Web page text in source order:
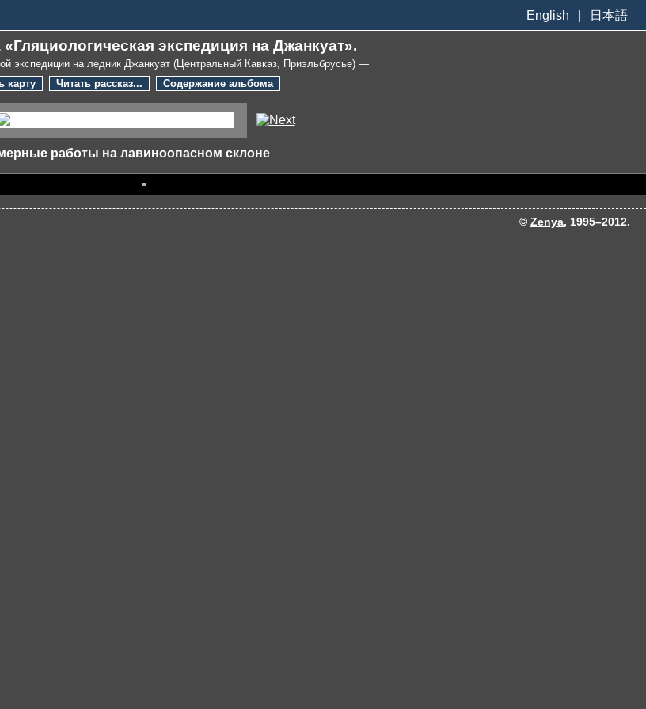
English 日本語
экспедиция на Джанкуат».
экспедиции на ледник Джанкуат (Центральный Кавказ, Приэльбрусье) —
карту
Читать рассказ... Содержание альбома
работы на лавиноопасном склоне
© Zenya, 1995–2012.